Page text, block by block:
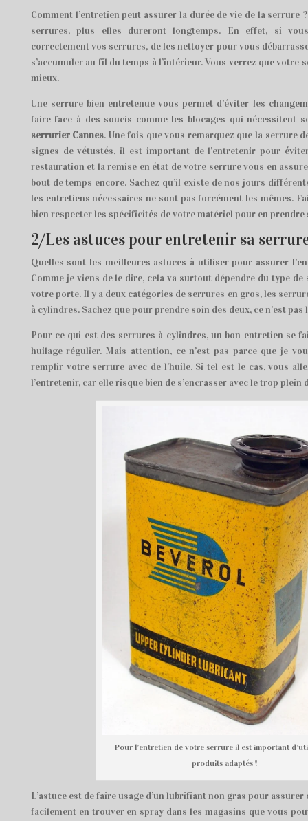
Comment l’entretien peut assurer la durée de vie de la serrure
serrures, plus elles dureront longtemps. En effet, si
correctement vos serrures, de les nettoyer pour vous
s’accumuler au fil du temps à l’intérieur. Vous verrez que votre
mieux.
Une serrure bien entretenue vous permet d’éviter les
faire face à des soucis comme les blocages qui nécessitent
serrurier Cannes. Une fois que vous remarquez que la serrure
signes de vétustés, il est important de l’entretenir pour
restauration et la remise en état de votre serrure vous en
bout de temps encore. Sachez qu’il existe de nos jours
les entretiens nécessaires ne sont pas forcément les mêmes.
bien respecter les spécificités de votre matériel pour en
2/Les astuces pour entretenir sa
Quelles sont les meilleures astuces à utiliser pour assurer
Comme je viens de le dire, cela va surtout dépendre du type
votre porte. Il y a deux catégories de serrures en gros, les
à cylindres. Sachez que pour prendre soin des deux, ce n’est pas
Pour ce qui est des serrures à cylindres, un bon entretien se
huilage régulier. Mais attention, ce n’est pas parce que je
remplir votre serrure avec de l’huile. Si tel est le cas, vous
l’entretenir, car elle risque bien de s’encrasser avec le trop plein
Pour l’entretien de votre serrure il est important
produits adaptés !
L’astuce est de faire usage d’un lubrifiant non gras pour
facilement en trouver en spray dans les magasins que vous